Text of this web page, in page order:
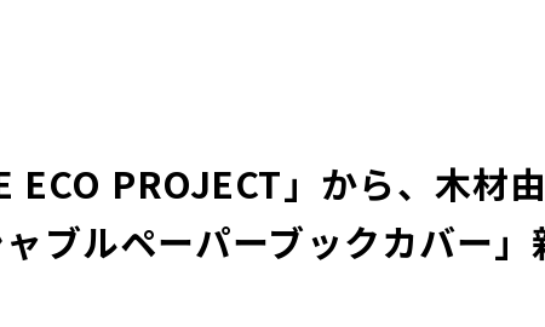
ECO PROJECT」から、木材
ブルペーパーブックカバー